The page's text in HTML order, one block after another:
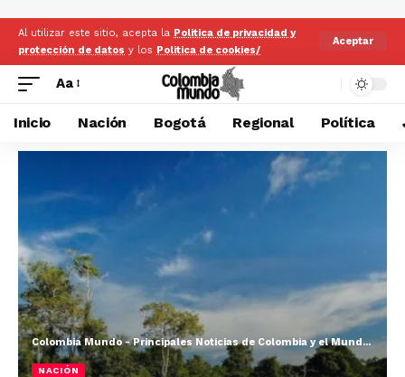
Al utilizar este sitio, acepta la Politica de privacidad y
protección de datos y los Politica de cookies/
Aceptar
Aa
Inicio Nación Bogotá Regional Política
Colombia Mundo - Principales Noticias de Colombia y el Mundo Hoy
NACIÓN